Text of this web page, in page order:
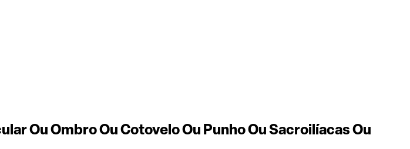
Ou Ombro Ou Cotovelo Ou Punho Ou Sacroilíacas Ou